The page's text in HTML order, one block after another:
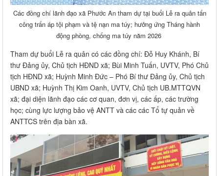
Các đồng chí lãnh đạo xã Phước An tham dự tại buổi Lễ ra quân tấn
công trấn áp tội phạm và tệ nạn ma túy; hưởng ứng Tháng hành
động phòng, chống ma túy năm 2026
Tham dự buổi Lễ ra quân có các đồng chí: Đỗ Huy Khánh, Bí
thư Đảng ủy, Chủ tịch HĐND xã; Bùi Minh Tuấn, UVTV, Phó Chủ
tịch HĐND xã; Huỳnh Minh Đức – Phó Bí thư Đảng ủy, Chủ tịch
UBND xã; Huỳnh Thị Kim Oanh, UVTV, Chủ tịch UB.MTTQVN
xã; đại diện lãnh đạo các cơ quan, đơn vị, các ấp, các trường
học; cùng lực lượng bảo vệ ANTT và các các Tổ tự quản về
ANTTCS trên địa bàn xã.